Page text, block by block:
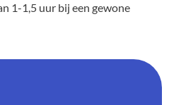
1-1,5 uur bij een gewone